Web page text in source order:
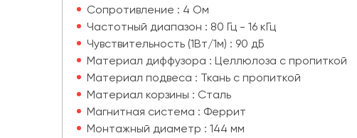
Сопротивление : 4 Ом
Частотный диапазон : 80 Гц - 16 кГц
Чувствительность (1Вт/1м) : 90 дБ
Материал диффузора : Целлюлоза с пропиткой
Материал подвеса : Ткань с пропиткой
Материал корзины : Сталь
Магнитная система : Феррит
Монтажный диаметр : 144 мм